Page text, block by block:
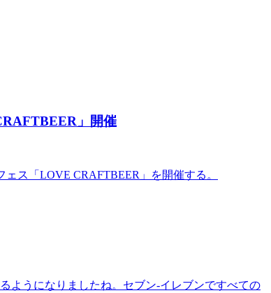
」開催
ス「LOVE CRAFTBEER」を開催する。
ようになりましたね。セブン-イレブンですべての